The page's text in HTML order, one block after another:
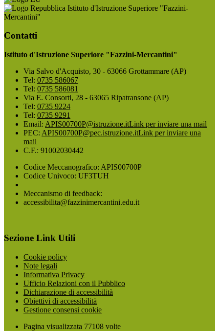
Istituto d'Istruzione Superiore "Fazzini-
Mercantini"
Contatti
Istituto d'Istruzione Superiore "Fazzini-Mercantini"
Via Salvo d'Acquisto, 30 - 63066 Grottammare (AP)
Tel: 0735 586067
Tel: 0735 586081
Via E. Consorti, 28 - 63065 Ripatransone (AP)
Tel: 0735 9224
Tel: 0735 9291
Email: APIS00700P@istruzione.itLink per inviare una mail
PEC: APIS00700P@pec.istruzione.itLink per inviare una
mail
C.F.: 91002030442
Codice Meccanografico: APIS00700P
Codice Univoco: UF3TUH
Meccanismo di feedback:
accessibilita@fazzinimercantini.edu.it
Sezione Link Utili
Cookie policy
Note legali
Informativa Privacy
Ufficio Relazioni con il Pubblico
Dichiarazione di accessibilità
Obiettivi di accessibilità
Gestione consensi cookie
Pagina visualizzata 77108 volte